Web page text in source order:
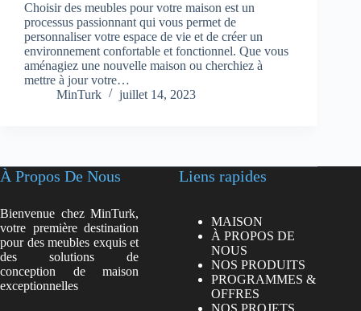
Choisir des meubles pour votre maison est un
processus passionnant qui vous permet de
personnaliser votre espace de vie et de créer un
environnement confortable et fonctionnel. Que vous
aménagiez une nouvelle maison ou cherchiez à
mettre à jour votre…
MinTurk
juillet 14, 2023
À Propos De Nous
Bienvenue chez MinTurk,
votre première destination
pour des meubles exquis et
des solutions de
conception de maison
exceptionnelles
Liens rapides
MAISON
À PROPOS DE
NOUS
NOS PRODUITS
PROGRAMMES &
OFFRES
NOS PROJETS